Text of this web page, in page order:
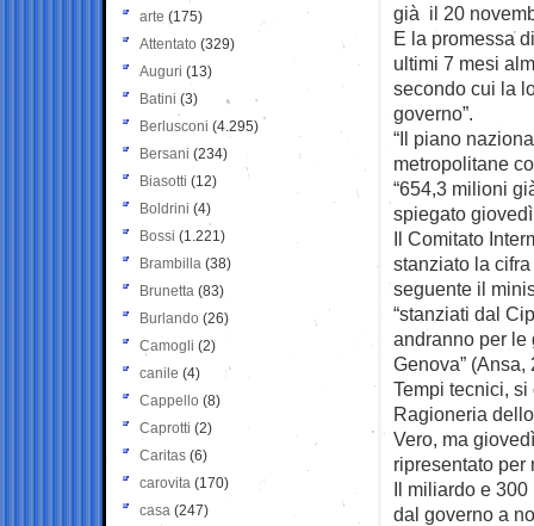
già il 20
E la promessa
ultimi 7 mesi
secondo cui la
governo”.
“Il piano
metropolitane
“654,3 milioni
spiegato
Il Comitato
stanziato la
seguente il
“stanziati dal
andranno per le
Genova” (Ansa,
Tempi tecnici,
Ragioneria
Vero, ma
ripresentato per
Il miliardo e
dal governo a
arte (175)
Attentato (329)
Auguri (13)
Batini (3)
Berlusconi (4.295)
Bersani (234)
Biasotti (12)
Boldrini (4)
Bossi (1.221)
Brambilla (38)
Brunetta (83)
Burlando (26)
Camogli (2)
canile (4)
Cappello (8)
Caprotti (2)
Caritas (6)
carovita (170)
casa (247)